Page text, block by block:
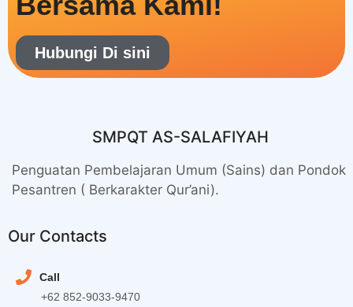
Hubungi Di sini
SMPQT AS-SALAFIYAH
Penguatan Pembelajaran Umum (Sains) dan Pondok
Pesantren ( Berkarakter Qur’ani).
Our Contacts
Call
+62 852-9033-9470